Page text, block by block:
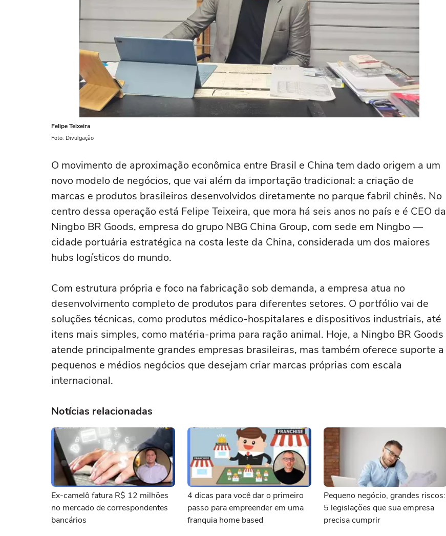
Felipe Teixeira
Foto: Divulgação
O movimento de aproximação econômica entre Brasil e China tem dado origem a um
novo modelo de negócios, que vai além da importação tradicional: a criação de
marcas e produtos brasileiros desenvolvidos diretamente no parque fabril chinês. No
centro dessa operação está Felipe Teixeira, que mora há seis anos no país e é CEO da
Ningbo BR Goods, empresa do grupo NBG China Group, com sede em Ningbo —
cidade portuária estratégica na costa leste da China, considerada um dos maiores
hubs logísticos do mundo.
Com estrutura própria e foco na fabricação sob demanda, a empresa atua no
desenvolvimento completo de produtos para diferentes setores. O portfólio vai de
soluções técnicas, como produtos médico-hospitalares e dispositivos industriais, até
itens mais simples, como matéria-prima para ração animal. Hoje, a Ningbo BR Goods
atende principalmente grandes empresas brasileiras, mas também oferece suporte a
pequenos e médios negócios que desejam criar marcas próprias com escala
internacional.
Notícias relacionadas
Ex-camelô fatura R$ 12 milhões
no mercado de correspondentes
bancários
4 dicas para você dar o primeiro
passo para empreender em uma
franquia home based
Pequeno negócio, grandes riscos:
5 legislações que sua empresa
precisa cumprir